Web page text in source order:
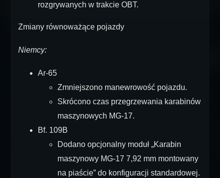
rozgrywanych w trakcie OBT.
Zmiany równoważące pojazdy
Niemcy:
Ar-65
Zmniejszono manewrowość pojazdu.
Skrócono czas przegrzewania karabinów
maszynowych MG-17.
Bf. 109B
Dodano opcjonalny moduł „Karabin
maszynowy MG-17 7,92 mm montowany
na piaście” do konfiguracji standardowej.